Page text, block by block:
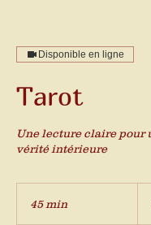
Disponible en ligne
Tarot
Une lecture claire pour
vérité intérieure
45 min